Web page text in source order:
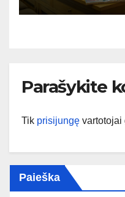
Parašykite
Tik prisijungę vartotojai
Paieška